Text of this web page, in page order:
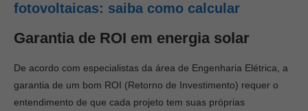
fotovoltaicas: saiba como calcular
Garantia de ROI em energia solar
De acordo com especialistas da área de Engenharia Elétrica, a
garantia de um bom ROI (Retorno de Investimento) requer o
entendimento de que cada projeto tem suas próprias